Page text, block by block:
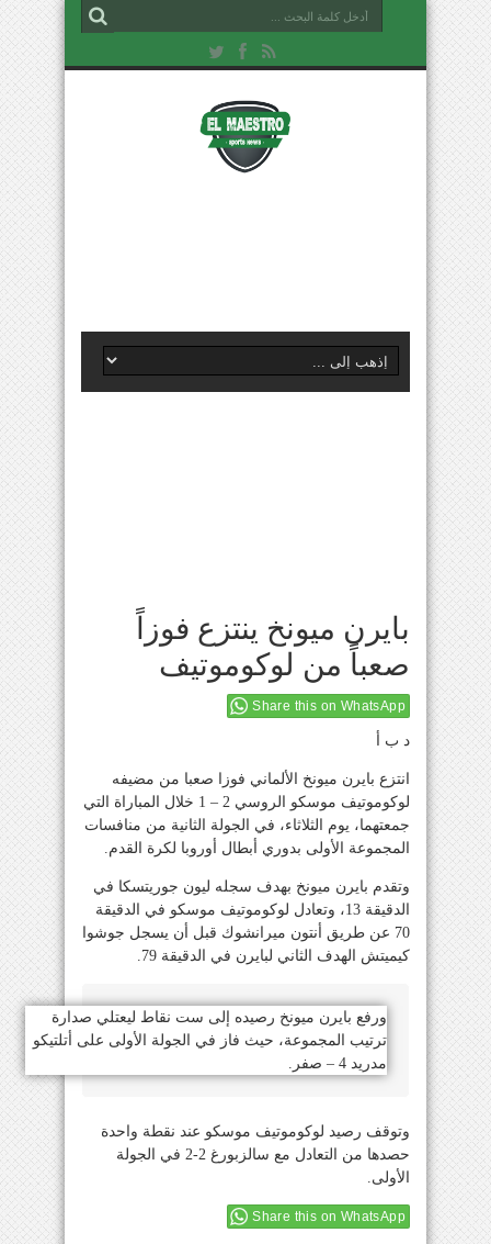
بايرن ميونخ ينتزع فوزاً
صعباً من لوكوموتيف
Share this on WhatsApp
د ب أ
انتزع بايرن ميونخ الألماني فوزا صعبا من مضيفه
لوكوموتيف موسكو الروسي 2 – 1 خلال المباراة التي
جمعتهما، يوم الثلاثاء، في الجولة الثانية من منافسات
المجموعة الأولى بدوري أبطال أوروبا لكرة القدم.
وتقدم بايرن ميونخ بهدف سجله ليون جوريتسكا في
الدقيقة 13، وتعادل لوكوموتيف موسكو في الدقيقة
70 عن طريق أنتون ميرانشوك قبل أن يسجل جوشوا
كيميتش الهدف الثاني لبايرن في الدقيقة 79.
ورفع بايرن ميونخ رصيده إلى ست نقاط ليعتلي صدارة
ترتيب المجموعة، حيث فاز في الجولة الأولى على أتلتيكو
مدريد 4 – صفر.
وتوقف رصيد لوكوموتيف موسكو عند نقطة واحدة
حصدها من التعادل مع سالزبورغ 2-2 في الجولة
الأولى.
Share this on WhatsApp